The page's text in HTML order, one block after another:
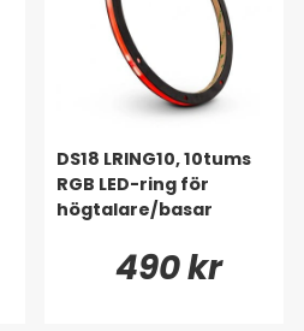
DS18 LRING10, 10tums
RGB LED-ring för
högtalare/basar
490 kr